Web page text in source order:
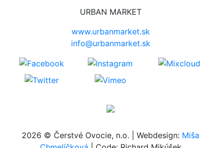
URBAN MARKET
www.urbanmarket.sk
info@urbanmarket.sk
2026 © Čerstvé Ovocie, n.o. | Webdesign: Miša